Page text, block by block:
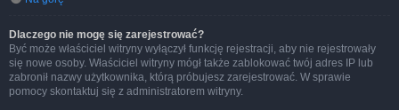
Dlaczego nie mogę się zarejestrować?
Być może właściciel witryny wyłączył funkcję rejestracji, aby nie rejestrowały
się nowe osoby. Właściciel witryny mógł także zablokować twój adres IP lub
zabronił nazwy użytkownika, którą próbujesz zarejestrować. W sprawie
pomocy skontaktuj się z administratorem witryny.